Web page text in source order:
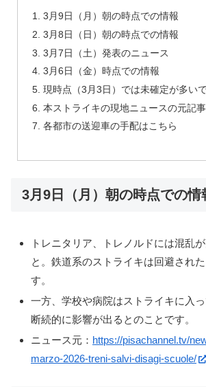
3月9日（月）朝の時点での情報
3月8日（日）朝の時点での情報
3月7日（土）発表のニュース
3月6日（金）時点での情報
現時点（3月3日）では未確定が多い
本ストライキの現地ニュースの元記事
各都市の送迎車の手配はこちら
3月9日（月）朝の時点での情
トレニタリア、トレノルドには混乱
と。鉄道系のストライキは回避され
す。
一方、学校や病院はストライキに入
断続的に影響が出るとのことです。
ニュース元： https://pisachannel.tv/
marzo-2026-treni-salvi-disagi-scuole/